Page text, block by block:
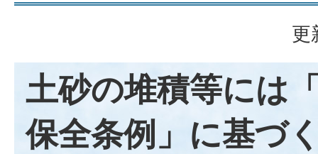
更
土砂の堆積等には
保全条例」に基づ